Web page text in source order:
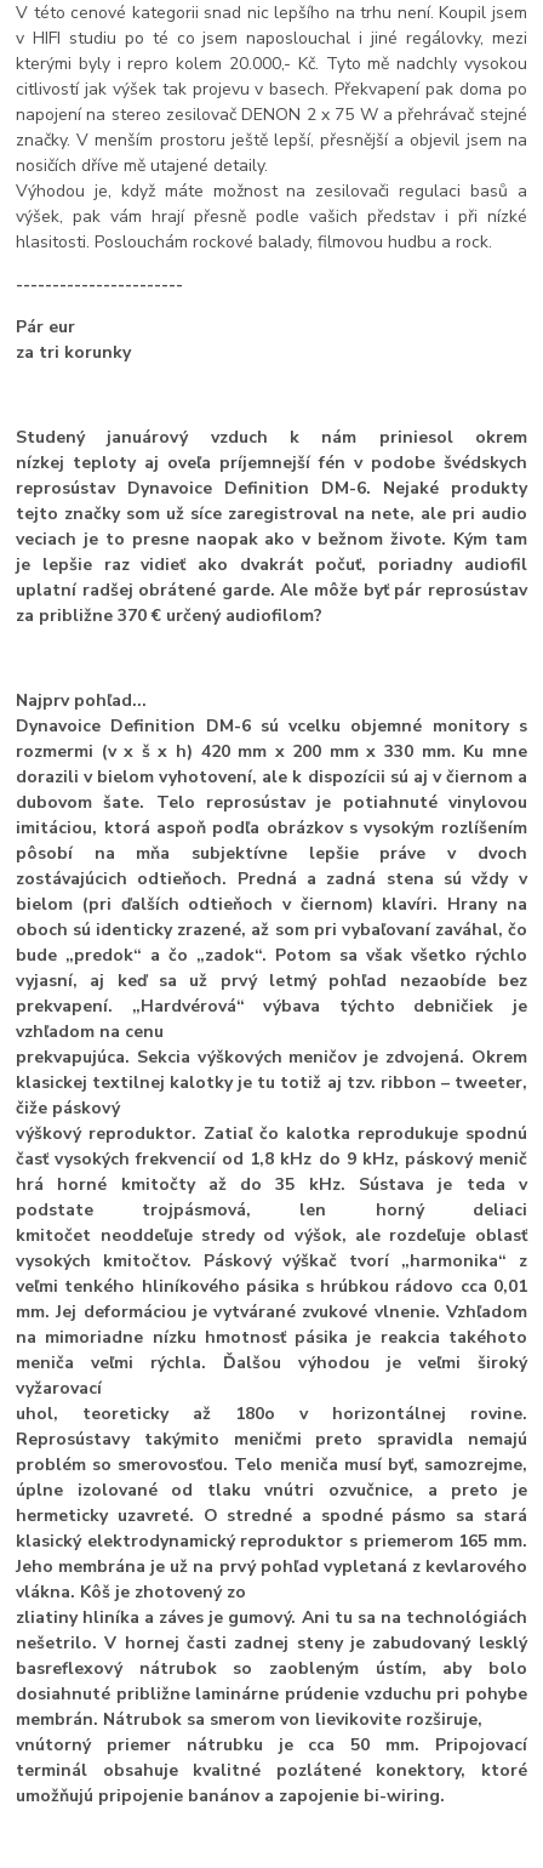
V této cenové kategorii snad nic lepšího na trhu není. Koupil jsem
v HIFI studiu po té co jsem naposlouchal i jiné regálovky, mezi
kterými byly i repro kolem 20.000,- Kč. Tyto mě nadchly vysokou
citlivostí jak výšek tak projevu v basech. Překvapení pak doma po
napojení na stereo zesilovač DENON 2 x 75 W a přehrávač stejné
značky. V menším prostoru ještě lepší, přesnější a objevil jsem na
nosičích dříve mě utajené detaily.
Výhodou je, když máte možnost na zesilovači regulaci basů a
výšek, pak vám hrají přesně podle vašich představ i při nízké
hlasitosti. Poslouchám rockové balady, filmovou hudbu a rock.
-----------------------
Pár eur
za tri korunky
Studený januárový vzduch k nám priniesol okrem
nízkej teploty aj oveľa príjemnejší fén v podobe švédskych
reprosústav Dynavoice Definition DM-6. Nejaké produkty
tejto značky som už síce zaregistroval na nete, ale pri audio
veciach je to presne naopak ako v bežnom živote. Kým tam
je lepšie raz vidieť ako dvakrát počuť, poriadny audiofil
uplatní radšej obrátené garde. Ale môže byť pár reprosústav
za približne 370 € určený audiofilom?
Najprv pohľad...
Dynavoice Definition DM-6 sú vcelku objemné monitory s
rozmermi (v x š x h) 420 mm x 200 mm x 330 mm. Ku mne
dorazili v bielom vyhotovení, ale k dispozícii sú aj v čiernom a
dubovom šate. Telo reprosústav je potiahnuté vinylovou
imitáciou, ktorá aspoň podľa obrázkov s vysokým rozlíšením
pôsobí na mňa subjektívne lepšie práve v dvoch
zostávajúcich odtieňoch. Predná a zadná stena sú vždy v
bielom (pri ďalších odtieňoch v čiernom) klavíri. Hrany na
oboch sú identicky zrazené, až som pri vybaľovaní zaváhal, čo
bude „predok“ a čo „zadok“. Potom sa však všetko rýchlo
vyjasní, aj keď sa už prvý letmý pohľad nezaobíde bez
prekvapení. „Hardvérová“ výbava týchto debničiek je
vzhľadom na cenu
prekvapujúca. Sekcia výškových meničov je zdvojená. Okrem
klasickej textilnej kalotky je tu totiž aj tzv. ribbon – tweeter,
čiže páskový
výškový reproduktor. Zatiaľ čo kalotka reprodukuje spodnú
časť vysokých frekvencií od 1,8 kHz do 9 kHz, páskový menič
hrá horné kmitočty až do 35 kHz. Sústava je teda v
podstate trojpásmová, len horný deliaci
kmitočet neoddeľuje stredy od výšok, ale rozdeľuje oblasť
vysokých kmitočtov. Páskový výškač tvorí „harmonika“ z
veľmi tenkého hliníkového pásika s hrúbkou rádovo cca 0,01
mm. Jej deformáciou je vytvárané zvukové vlnenie. Vzhľadom
na mimoriadne nízku hmotnosť pásika je reakcia takéhoto
meniča veľmi rýchla. Ďalšou výhodou je veľmi široký
vyžarovací
uhol, teoreticky až 180o v horizontálnej rovine.
Reprosústavy takýmito meničmi preto spravidla nemajú
problém so smerovosťou. Telo meniča musí byť, samozrejme,
úplne izolované od tlaku vnútri ozvučnice, a preto je
hermeticky uzavreté. O stredné a spodné pásmo sa stará
klasický elektrodynamický reproduktor s priemerom 165 mm.
Jeho membrána je už na prvý pohľad vypletaná z kevlarového
vlákna. Kôš je zhotovený zo
zliatiny hliníka a záves je gumový. Ani tu sa na technológiách
nešetrilo. V hornej časti zadnej steny je zabudovaný lesklý
basreflexový nátrubok so zaobleným ústím, aby bolo
dosiahnuté približne laminárne prúdenie vzduchu pri pohybe
membrán. Nátrubok sa smerom von lievikovite rozširuje,
vnútorný priemer nátrubku je cca 50 mm. Pripojovací
terminál obsahuje kvalitné pozlátené konektory, ktoré
umožňujú pripojenie banánov a zapojenie bi-wiring.